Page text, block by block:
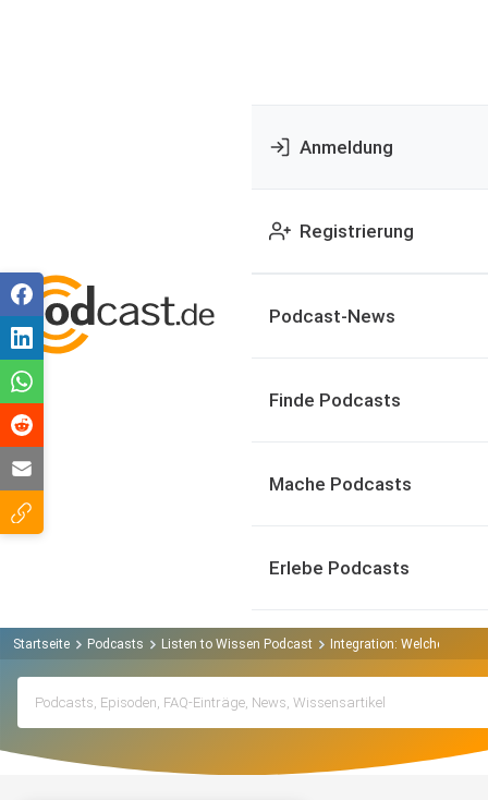
Anmeldung
Registrierung
Podcast-News
Finde Podcasts
Mache Podcasts
Erlebe Podcasts
Startseite Podcasts Listen to Wissen Podcast Integration: Welche